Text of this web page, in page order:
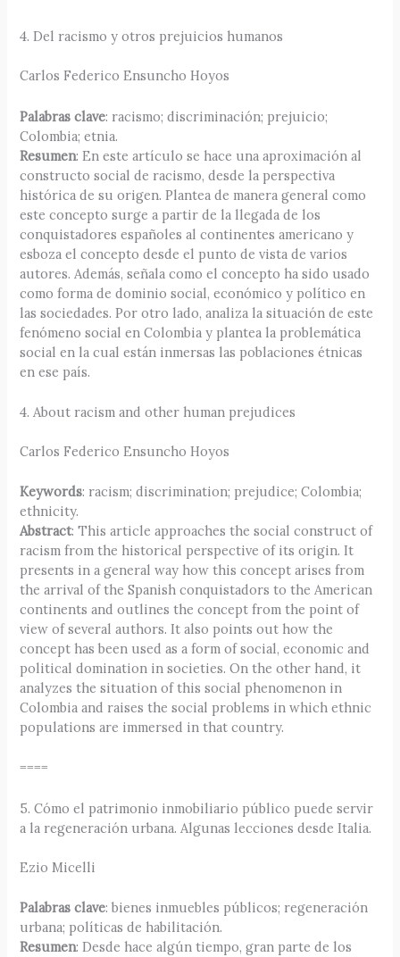
4. Del racismo y otros prejuicios humanos
Carlos Federico Ensuncho Hoyos
Palabras clave: racismo; discriminación; prejuicio;
Colombia; etnia.
Resumen: En este artículo se hace una aproximación al
constructo social de racismo, desde la perspectiva
histórica de su origen. Plantea de manera general como
este concepto surge a partir de la llegada de los
conquistadores españoles al continentes americano y
esboza el concepto desde el punto de vista de varios
autores. Además, señala como el concepto ha sido usado
como forma de dominio social, económico y político en
las sociedades. Por otro lado, analiza la situación de este
fenómeno social en Colombia y plantea la problemática
social en la cual están inmersas las poblaciones étnicas
en ese país.
4. About racism and other human prejudices
Carlos Federico Ensuncho Hoyos
Keywords: racism; discrimination; prejudice; Colombia;
ethnicity.
Abstract: This article approaches the social construct of
racism from the historical perspective of its origin. It
presents in a general way how this concept arises from
the arrival of the Spanish conquistadors to the American
continents and outlines the concept from the point of
view of several authors. It also points out how the
concept has been used as a form of social, economic and
political domination in societies. On the other hand, it
analyzes the situation of this social phenomenon in
Colombia and raises the social problems in which ethnic
populations are immersed in that country.
====
5. Cómo el patrimonio inmobiliario público puede servir
a la regeneración urbana. Algunas lecciones desde Italia.
Ezio Micelli
Palabras clave: bienes inmuebles públicos; regeneración
urbana; políticas de habilitación.
Resumen: Desde hace algún tiempo, gran parte de los